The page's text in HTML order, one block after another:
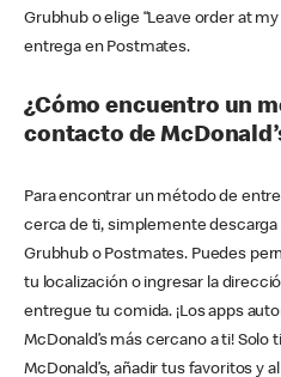
Grubhub o elige “Leave order at
entrega en Postmates.
¿Cómo encuentro un
contacto de
Para encontrar un método de
cerca de ti, simplemente descarga
Grubhub o Postmates. Puedes
tu localización o ingresar la
entregue tu comida. ¡Los apps
McDonald’s más cercano a ti!
McDonald’s, añadir tus favoritos y